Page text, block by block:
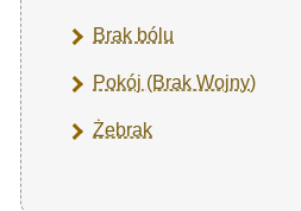
Brak bólu
Pokój (Brak Wojny)
Żebrak